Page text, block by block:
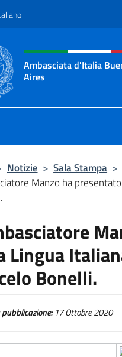
sito,
Ambasciata d'Italia
Aires
Notizie > Sala Stampa >
Manzo ha
Lingua
Bonelli.
17 Ottobre 2020